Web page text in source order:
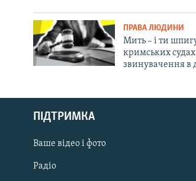
Русский
Qırımtatar
ДОЛУЧАЙСЯ!
ПРАВА ЛЮДИНИ
Мить – і ти
кримських
звинувачення в
ПІДТРИМКА
Ваше відео і фото
Радіо